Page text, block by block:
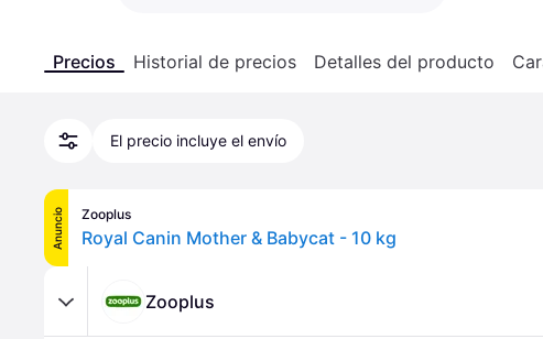
Precios Historial de precios Detalles del producto
El precio incluye el envío
Anuncio Zooplus
Royal Canin Mother & Babycat - 10 kg
Zooplus